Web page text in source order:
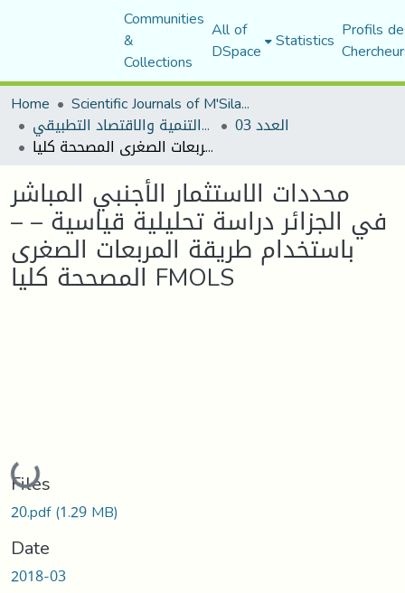
Communities
&
Collections
All of
DSpace Statistics Profils
Home
Scientific Journals of M'Sila University
مجلة التنمية والاقتصاد التطبيقي العدد 03
محددات الاستثمار الأجنبي المباشر في الجزائر دراسة تحليلية قياسية – – باستخدام طريقة المربعات الصغرى المصححة كليا FMOLS
محددات الاستثمار الأجنبي المباشر
في الجزائر دراسة تحليلية قياسية – –
باستخدام طريقة المربعات الصغرى
المصححة كليا FMOLS
Loading...
Files
20.pdf(1.29 MB)
Date
2018-03